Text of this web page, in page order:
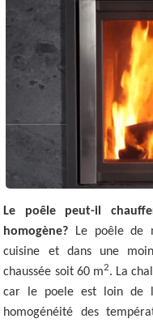
Le poêle peut-il
homogène? Le poêle de
cuisine et dans une
chaussée soit 60 m2. La
car le poele est loin de
homogénéité des